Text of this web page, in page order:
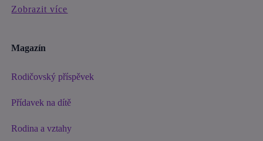
Zobrazit více
Magazín
Rodičovský příspěvek
Přídavek na dítě
Rodina a vztahy